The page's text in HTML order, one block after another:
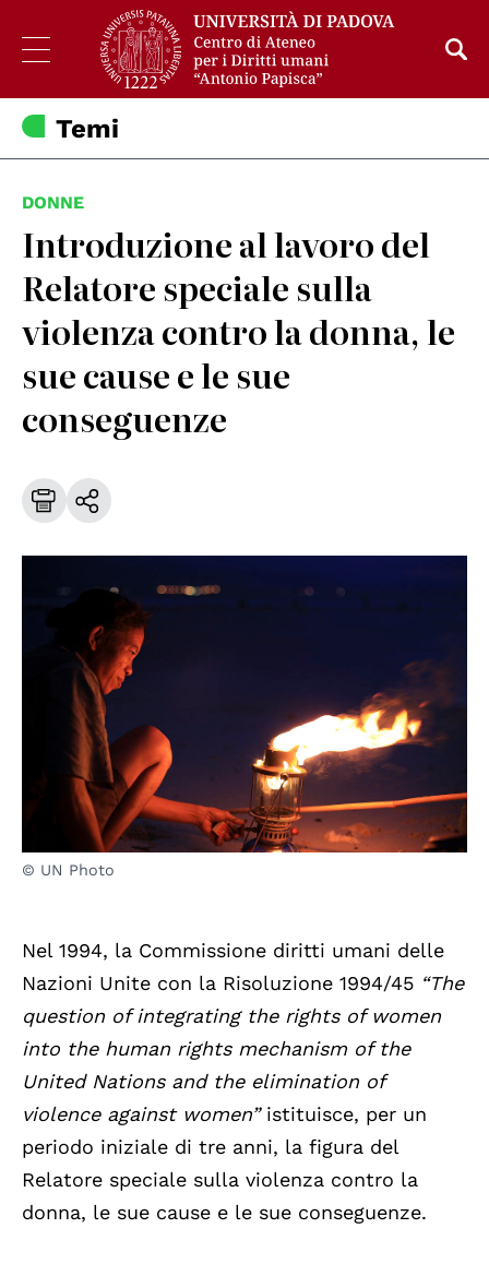
Temi
DONNE
Introduzione al lavoro del
Relatore speciale sulla
violenza contro la donna, le
sue cause e le sue
conseguenze
© UN Photo
Nel 1994, la Commissione diritti umani delle
Nazioni Unite con la Risoluzione 1994/45 “The
question of integrating the rights of women
into the human rights mechanism of the
United Nations and the elimination of
violence against women”istituisce, per un
periodo iniziale di tre anni, la figura del
Relatore speciale sulla violenza contro la
donna, le sue cause e le sue conseguenze.